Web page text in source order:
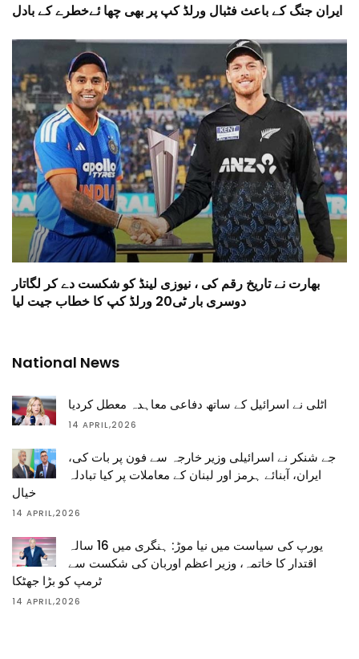
ایران جنگ کے باعث فٹبال ورلڈ کپ پر بھی چھا ئےخطرے کے بادل
بھارت نے تاریخ رقم کی ، نیوزی لینڈ کو شکست دے کر لگاتار
دوسری بار ٹی20 ورلڈ کپ کا خطاب جیت لیا
National News
اٹلی نے اسرائیل کے ساتھ دفاعی معاہدہ معطل کردیا
14 APRIL,2026
جے شنکر نے اسرائیلی وزیر خارجہ سے فون پر بات کی،
ایران، آبنائے ہرمز اور لبنان کے معاملات پر کیا تبادلہ
خیال
14 APRIL,2026
یورپ کی سیاست میں نیا موڑ: ہنگری میں 16 سالہ
اقتدار کا خاتمہ، وزیر اعظم اوربان کی شکست سے
ٹرمپ کو بڑا جھٹکا
14 APRIL,2026